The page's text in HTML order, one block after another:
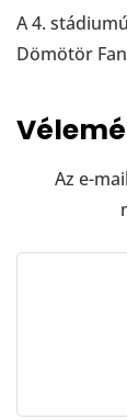
A 4.
Dömötör
Az e-